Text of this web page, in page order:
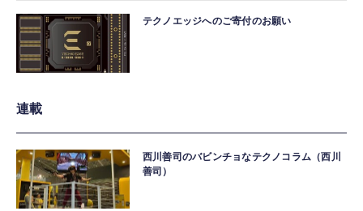
テクノエッジへのご寄付のお願い
連載
西川善司のバビンチョなテクノコラム（西川
善司）